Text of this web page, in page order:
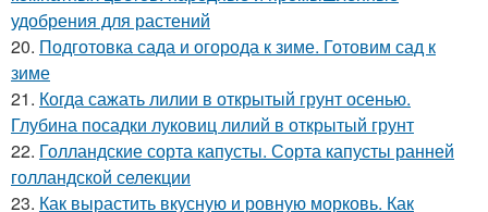
удобрения для растений
20. Подготовка сада и огорода к зиме. Готовим сад к
зиме
21. Когда сажать лилии в открытый грунт осенью.
Глубина посадки луковиц лилий в открытый грунт
22. Голландские сорта капусты. Сорта капусты ранней
голландской селекции
23. Как вырастить вкусную и ровную морковь. Как